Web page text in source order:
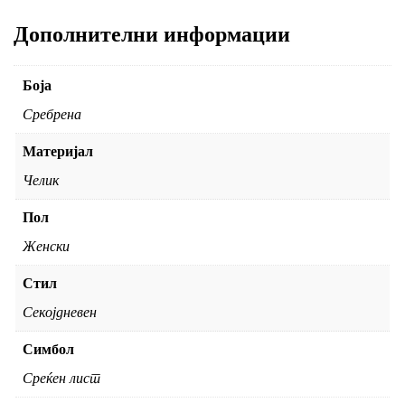
Дополнителни информации
Боја
Сребрена
Материјал
Челик
Пол
Женски
Стил
Секојдневен
Симбол
Среќен лист